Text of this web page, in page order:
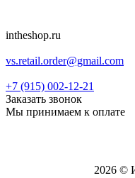
intheshop.ru
vs.retail.order@gmail.com
+7 (915) 002-12-21
Заказать звонок
Мы принимаем к оплате
2026 ©